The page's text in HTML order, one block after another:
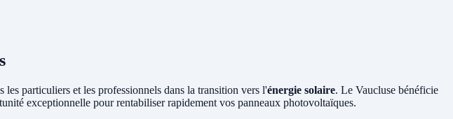
les particuliers et les professionnels dans la transition vers l'énergie solaire. Le Vaucluse bénéficie
exceptionnelle pour rentabiliser rapidement vos panneaux photovoltaïques.